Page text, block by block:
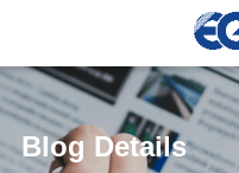
Blog Details